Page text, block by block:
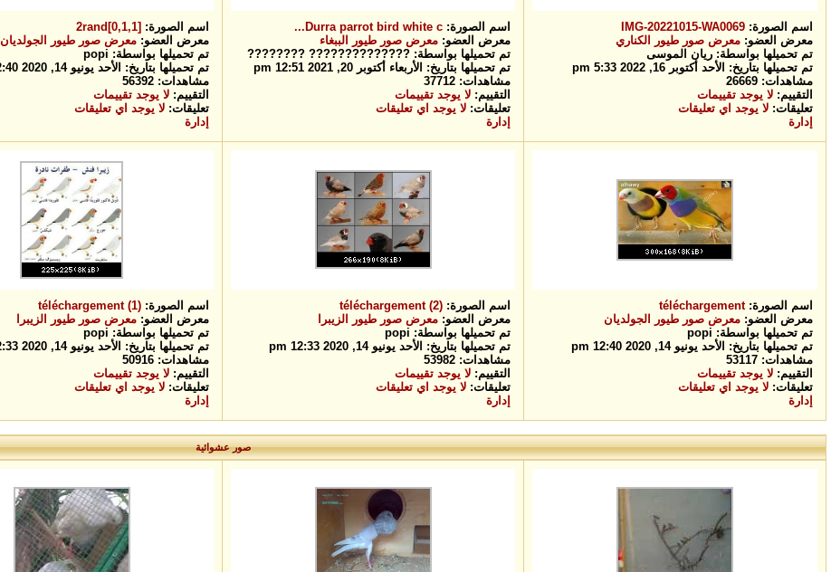
اسم الصورة: IMG-20221015-WA0069
معرض العضو: معرض صور طيور الكناري
تم تحميلها بواسطة: ريان الموسى
تم تحميلها بتاريخ: الأحد أكتوبر 16, 2022 5:33 pm
مشاهدات: 26669
التقييم: لا يوجد تقييمات
تعليقات: لا يوجد اي تعليقات
إدارة
اسم الصورة: Durra parrot bird white c...
معرض العضو: معرض صور طيور الببغاء
تم تحميلها بواسطة: ?????????????? ????????
تم تحميلها بتاريخ: الأربعاء أكتوبر 20, 2021 12:51 pm
مشاهدات: 37712
التقييم: لا يوجد تقييمات
تعليقات: لا يوجد اي تعليقات
إدارة
اسم الصورة: 2rand[0,1,1]
معرض العضو: معرض صور طيور الجولديان
تم تحميلها بواسطة: popi
تم تحميلها بتاريخ: الأحد يونيو 14, 2020 12:40 pm
مشاهدات: 56392
التقييم: لا يوجد تقييمات
تعليقات: لا يوجد اي تعليقات
إدارة
اسم الصورة:téléchargement
معرض العضو: معرض صور طيور الجولديان
تم تحميلها بواسطة: popi
تم تحميلها بتاريخ: الأحد يونيو 14, 2020 12:40 pm
مشاهدات: 53117
التقييم: لا يوجد تقييمات
تعليقات: لا يوجد اي تعليقات
إدارة
اسم الصورة: téléchargement (2)
معرض العضو: معرض صور طيور الزيبرا
تم تحميلها بواسطة: popi
تم تحميلها بتاريخ: الأحد يونيو 14, 2020 12:33 pm
مشاهدات: 53982
التقييم: لا يوجد تقييمات
تعليقات: لا يوجد اي تعليقات
إدارة
اسم الصورة: téléchargement (1)
معرض العضو: معرض صور طيور الزيبرا
تم تحميلها بواسطة: popi
تم تحميلها بتاريخ: الأحد يونيو 14, 2020 12:33 pm
مشاهدات: 50916
التقييم: لا يوجد تقييمات
تعليقات: لا يوجد اي تعليقات
إدارة
صور عشوائية